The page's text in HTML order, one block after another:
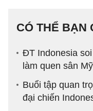
CÓ THỂ BẠN
ĐT Indonesia
làm quen sân
Buổi tập quan
đại chiến